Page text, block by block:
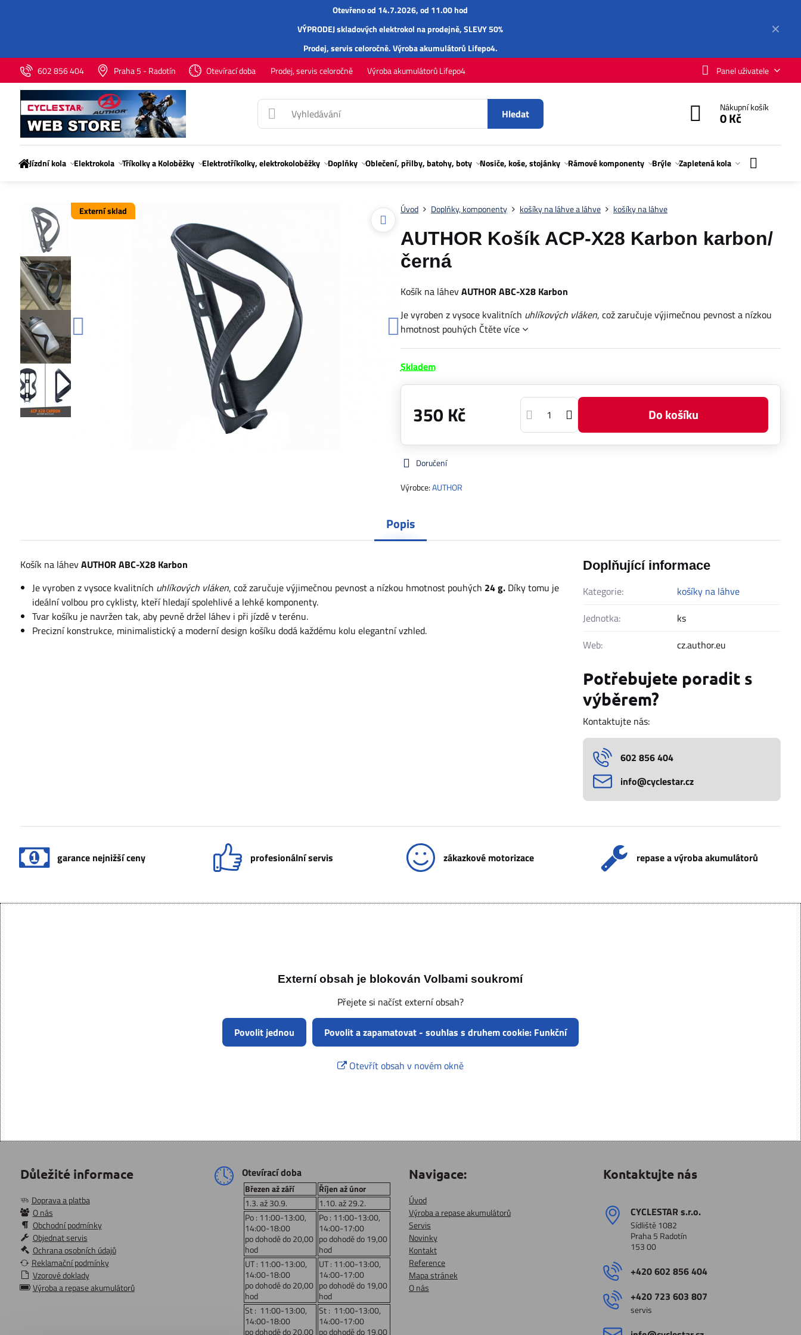
✕
Otevřeno od 14.7.2026, od 11.00 hod
VÝPRODEJ skladových elektrokol na prodejně, SLEVY 50%
Prodej,servisceloročně.Výroba akumulátorů Lifepo4.
602 856 404
Praha 5 - Radotín Otevírací doba Prodej, servis celoročně Výroba akumulátorů Lifepo4 Panel uživatele
Hledat Nákupní košík
0 Kč
Jízdní kola Elektrokola Tříkolky a Koloběžky Elektrotříkolky, elektrokoloběžky Doplňky Oblečení, přilby, batohy, boty Nosiče, koše, stojánky Rámové komponenty Brýle Zapletená kola
Externí sklad Úvod Doplňky, komponenty košíky na láhve a láhve košíky na láhve
AUTHOR Košík ACP-X28 Karbon karbon/
černá
Košík na láhevAUTHOR ABC-X28 Karbon
Je vyroben z vysoce kvalitních uhlíkových vláken, což zaručuje výjimečnou pevnost a nízkou
hmotnost pouhých Čtěte více
Skladem
350 Kč Do košíku
Doručení
Výrobce:AUTHOR
Popis
Košík na láhevAUTHOR ABC-X28 Karbon
Je vyroben z vysoce kvalitních uhlíkových vláken, což zaručuje výjimečnou pevnost a nízkou hmotnost pouhých 24 g.Díky tomu je
ideální volbou pro cyklisty, kteří hledají spolehlivé a lehké komponenty.
Tvar košíku je navržen tak, aby pevně držel láhev i při jízdě v terénu.
Precizní konstrukce, minimalistický a moderní design košíku dodá každému kolu elegantní vzhled.
Doplňující informace
Kategorie:
košíky na láhve
Jednotka:
ks
Web:
cz.author.eu
Potřebujete poradit s
výběrem?
Kontaktujte nás:
602 856 404
info​@cyclestar​.cz
garance nejnižší ceny profesionální servis zákazkové motorizace repase a výroba akumulátorů
Externí obsah je blokován Volbami soukromí
Přejete si načíst externí obsah?
Povolit jednou Povolit a zapamatovat - souhlas s druhem cookie: Funkční
Otevřít obsah v novém okně
Důležité informace
Doprava a platba
O nás
Obchodní podmínky
Objednat servis
Ochrana osobních údajů
Reklamační podmínky
Vzorové doklady
Výroba a repase akumulátorů
Otevírací doba
Březen až září
Říjen až únor
1.3. až 30.9.
1.10. až 29.2.
Po : 11:00-13:00,
14:00-18:00
po dohodě do 20,00
hod
Po : 11:00-13:00,
14:00-17:00
po dohodě do 19,00
hod
UT : 11:00-13:00,
14:00-18:00
po dohodě do 20,00
hod
UT : 11:00-13:00,
14:00-17:00
po dohodě do 19,00
hod
St : 11:00-13:00,
14:00-18:00
po dohodě do 20,00
St : 11:00-13:00,
14:00-17:00
po dohodě do 19,00
Navigace:
Úvod
Výroba a repase akumulátorů
Servis
Novinky
Kontakt
Reference
Mapa stránek
O nás
Kontaktujte nás
CYCLESTAR s​.r​.o​.
Sídliště 1082
Praha 5 Radotín
153 00
+420 602 856 404
+420 723 603 807
servis